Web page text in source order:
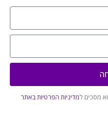
מסכים למדיניות הפרטיות באתר